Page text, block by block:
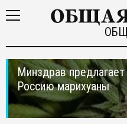
Минздрав
Россию марихуаны